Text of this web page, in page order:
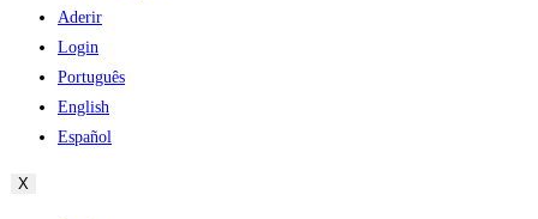
Aderir
Login
Português
English
Español
X